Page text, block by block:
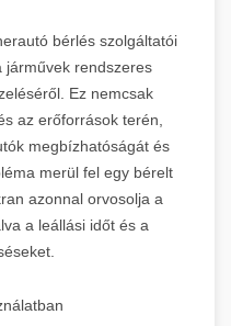
bérlés szolgáltatói
járművek rendszeres
Ez nemcsak
az erőforrások terén,
megbízhatóságát és
merül fel egy bérelt
azonnal orvosolja a
a leállási időt és a